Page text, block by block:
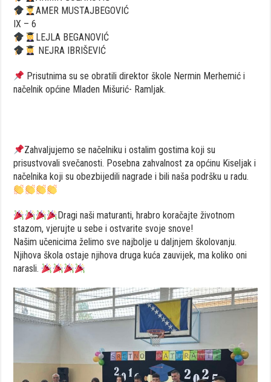
AMER MUSTAJBEGOVIĆ
IX – 6
LEJLA BEGANOVIĆ
NEJRA IBRIŠEVIĆ
Prisutnima su se obratili direktor škole Nermin Merhemić i
načelnik općine Mladen Mišurić- Ramljak.
Zahvaljujemo se načelniku i ostalim gostima koji su
prisustvovali svečanosti. Posebna zahvalnost za općinu Kiseljak i
načelnika koji su obezbijedili nagrade i bili naša podršku u radu.
Dragi naši maturanti, hrabro koračajte životnom
stazom, vjerujte u sebe i ostvarite svoje snove!
Našim učenicima želimo sve najbolje u daljnjem školovanju.
Njihova škola ostaje njihova druga kuća zauvijek, ma koliko oni
narasli.